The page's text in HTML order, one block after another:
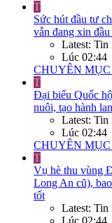
T
Sức hút đầu tư
vẫn đang xin
Latest: Tin
Lúc 02:44
CHUYÊN
T
Đại biểu Quốc
nuôi, tạo hành
Latest: Tin
Lúc 02:44
CHUYÊN
T
Vụ hè thu vùng
Long An cũ),
tốt
Latest: Tin